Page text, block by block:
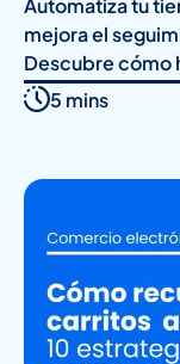
Automatiza tu
mejora el
Descubre cómo
5 mins